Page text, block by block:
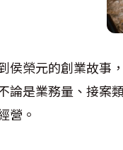
侯榮元的創業故事
論是業務量、接案
營。